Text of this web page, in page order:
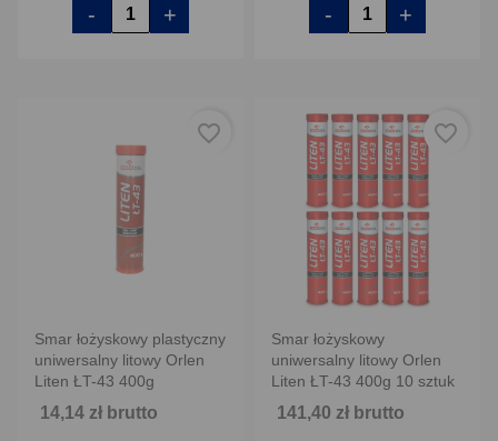
- + - +
Smar łożyskowy plastyczny
uniwersalny litowy Orlen
Liten ŁT-43 400g
14,14 zł brutto
favorite_border
Smar łożyskowy
uniwersalny litowy Orlen
Liten ŁT-43 400g 10 sztuk
141,40 zł brutto
favorite_border